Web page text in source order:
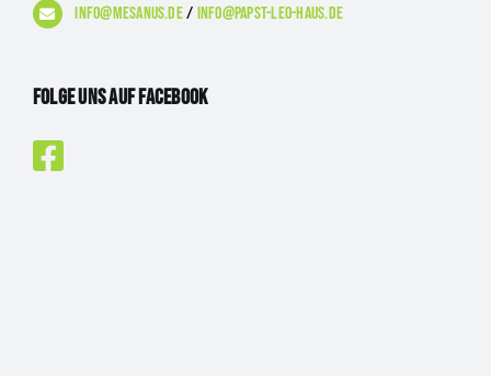
info@mesanus.de/ info@papst-leo-haus.de
Folge uns auf Facebook